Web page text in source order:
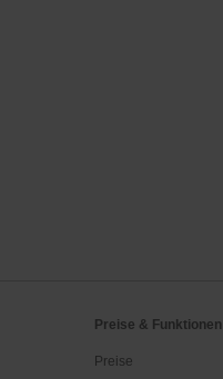
Preise & Funktionen
Preise